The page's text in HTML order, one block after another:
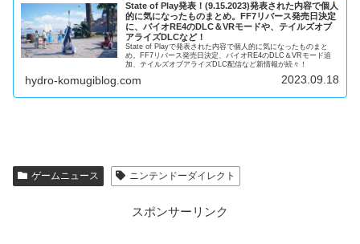
State of Play発表！(9.15.2023)発表された内容で個人
的に気になったものまとめ。FF7リバース発売日決定
に、バイオRE4のDLC＆VRモードや、テイルズオブ
アライズDLCなど！
State of Playで発表された内容で個人的に気になったものまと
め。FF7リバース発売日決定、バイオRE4のDLC＆VRモード追
加、テイルズオブアライズDLC配信など新情報が続々！
hydro-komugiblog.com 2023.09.18
ゲームニュース ニンテンドーダイレクト
スポンサーリンク